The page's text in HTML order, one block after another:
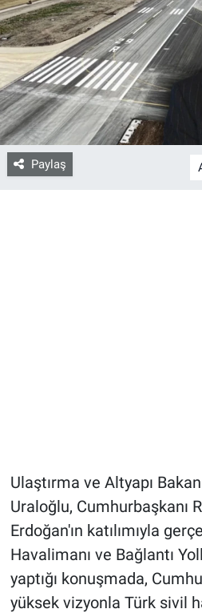
Paylaş
Ulaştırma ve Altyapı
Uraloğlu, Cumhurbaşkanı
Erdoğan'ın katılımıyla
Havalimanı ve Bağlantı
yaptığı konuşmada,
yüksek vizyonla Türk sivil
İletişim/Künye
Yaşam
Gözden Kaçmasın
İletişim (Künye)